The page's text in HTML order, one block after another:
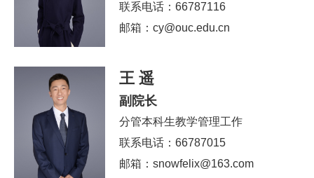
联系电话：66787116
邮箱：cy@ouc.edu.cn
王 遥
副院长
分管本科生教学管理工作
联系电话：66787015
邮箱：snowfelix@163.com